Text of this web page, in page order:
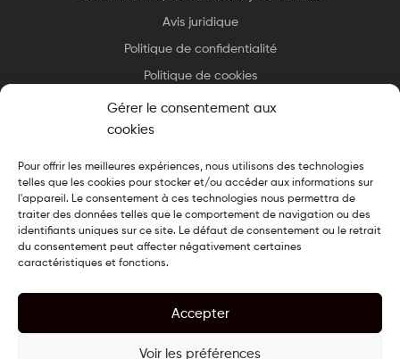
Gérer le consentement aux
cookies
Pour offrir les meilleures expériences, nous utilisons des technologies
telles que les cookies pour stocker et/ou accéder aux informations sur
l'appareil. Le consentement à ces technologies nous permettra de
traiter des données telles que le comportement de navigation ou des
identifiants uniques sur ce site. Le défaut de consentement ou le retrait
du consentement peut affecter négativement certaines
caractéristiques et fonctions.
Accepter
Voir les préférences
Avis juridique
Politique de confidentialité
Politique de cookies
Copyright © 2025 Essax.Tous droits réservés. Design cuisiné par
Le Chef du Web